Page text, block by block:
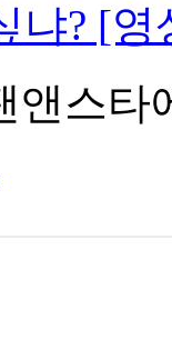
냐? [
앤스타